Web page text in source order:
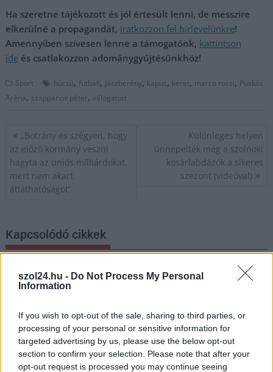
szol24.hu - Do Not Process My Personal
Information
If you wish to opt-out of the sale, sharing to third parties, or
processing of your personal or sensitive information for
targeted advertising by us, please use the below opt-out
section to confirm your selection. Please note that after your
opt-out request is processed you may continue seeing
Ha szeretne tájékozott és jól értesült lenni, de messzire
elkerülné a propagandát, iratkozzon fel hírlevelünkre!
Amennyiben szívesen lenne a támogatónk, kattintson
ide és csatlakozzon adománygyűjtésünkhöz!
Sport búcsú, futball, Jászberény, kapus, keret, marco rossi, Puskás
Aréna, szappanos péter,válogatott
Bejegyzés
navigáció
„Botrány és szégyen, hogy
az előző kormány veszni
hagyta az uniós milliárdokat,
mert nem akart
átláthatóságot”
Különleges helyen
ünnepelték meg a szolnoki
kosárlabdázók a sikeres
szezont (videóval)
Kapcsolódó cikkek